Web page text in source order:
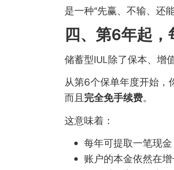
是一种“先赢、不输、还
四、第6年起
储蓄型IUL除了保本、增
从第6个保单年度开始，
而且完全免手续费。
这意味着：
每年可提取一笔现
账户的本金依然在增